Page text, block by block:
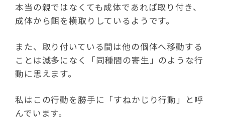
本当の親ではなくても成体であれば取り付き、
成体から餌を横取りしているようです。
また、取り付いている間は他の個体へ移動する
ことは滅多になく「同種間の寄生」のような行
動に思えます。
私はこの行動を勝手に「すねかじり行動」と呼
んでいます。